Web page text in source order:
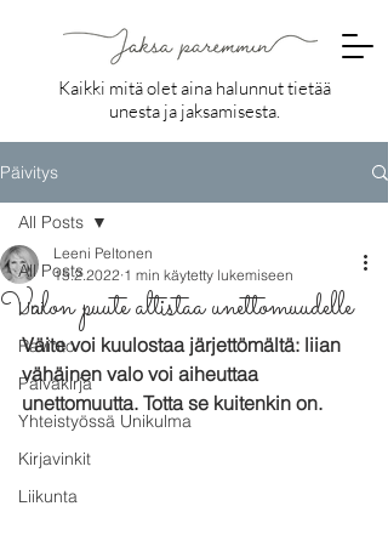
Kaikki mitä olet aina halunnut tietää
unesta ja jaksamisesta.
Päivitys
All Posts
Uni
Ravinto
Päiväkirja
Yhteistyössä Unikulma
Kirjavinkit
Liikunta
All Posts
Valon puute altistaa unettomuudelle
Leeni Peltonen
15.2.2022 1 min käytetty lukemiseen
Väite voi kuulostaa järjettömältä: liian
vähäinen valo voi aiheuttaa
unettomuutta. Totta se kuitenkin on.